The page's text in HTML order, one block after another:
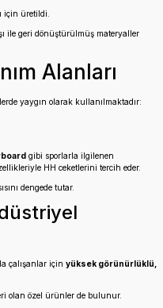
için üretildi.
ile geri dönüştürülmüş materyaller
Alanları
yaygın olarak kullanılmaktadır:
gibi sporlarla ilgilenen
HH ceketlerini tercih eder.
dengede tutar.
çalışanlar için yüksek görünürlüklü,
olan özel ürünler de bulunur.